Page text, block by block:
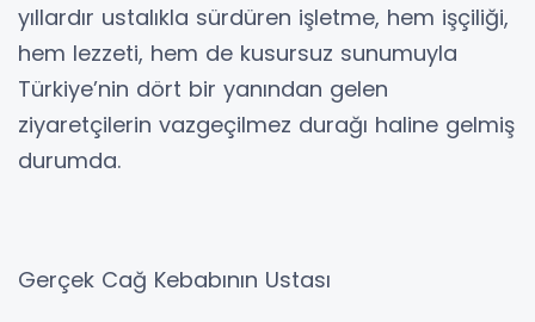
yıllardır ustalıkla sürdüren işletme, hem işçiliği,
hem lezzeti, hem de kusursuz sunumuyla
Türkiye’nin dört bir yanından gelen
ziyaretçilerin vazgeçilmez durağı haline gelmiş
durumda.
Gerçek Cağ Kebabının Ustası